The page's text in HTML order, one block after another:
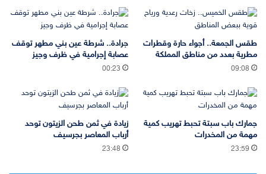
طقس الجمعة.. أجواء حارة وقطرات
مطرية بعدد من مناطق المملكة
09:08
جرادة.. شرطة عين بني مطهر توقف
عصابة إجرامية في ظرف وجيز
00:23
جمارك باب سبتة تحبط تهريب كمية
مهمة من المخدرات
23:59
زيادة في ثمن طحن الزيتون توحد
أرباب المعاصر بجرسيف
23:48